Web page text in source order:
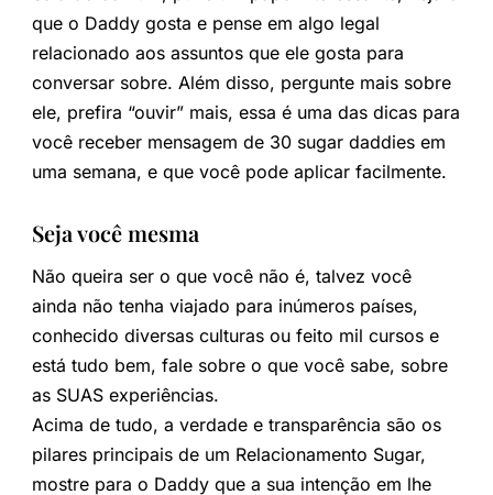
que o Daddy gosta e pense em algo legal
relacionado aos assuntos que ele gosta para
conversar sobre. Além disso, pergunte mais sobre
ele, prefira “ouvir” mais, essa é uma das dicas para
você receber mensagem de 30 sugar daddies em
uma semana, e que você pode aplicar facilmente.
Seja você mesma
Não queira ser o que você não é, talvez você
ainda não tenha viajado para inúmeros países,
conhecido diversas culturas ou feito mil cursos e
está tudo bem, fale sobre o que você sabe, sobre
as SUAS experiências.
Acima de tudo, a verdade e transparência são os
pilares principais de um Relacionamento Sugar,
mostre para o Daddy que a sua intenção em lhe